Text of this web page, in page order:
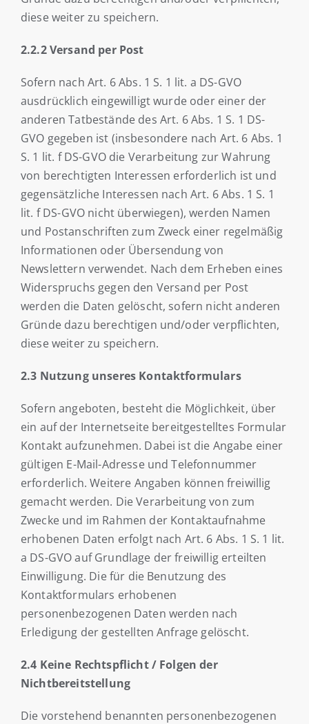
diese weiter zu speichern.
2.2.2 Versand per Post
Sofern nach Art. 6 Abs. 1 S. 1 lit. a DS-GVO
ausdrücklich eingewilligt wurde oder einer der
anderen Tatbestände des Art. 6 Abs. 1 S. 1 DS-
GVO gegeben ist (insbesondere nach Art. 6 Abs. 1
S. 1 lit. f DS-GVO die Verarbeitung zur Wahrung
von berechtigten Interessen erforderlich ist und
gegensätzliche Interessen nach Art. 6 Abs. 1 S. 1
lit. f DS-GVO nicht überwiegen), werden Namen
und Postanschriften zum Zweck einer regelmäßig
Informationen oder Übersendung von
Newslettern verwendet. Nach dem Erheben eines
Widerspruchs gegen den Versand per Post
werden die Daten gelöscht, sofern nicht anderen
Gründe dazu berechtigen und/oder verpflichten,
diese weiter zu speichern.
2.3 Nutzung unseres Kontaktformulars
Sofern angeboten, besteht die Möglichkeit, über
ein auf der Internetseite bereitgestelltes Formular
Kontakt aufzunehmen. Dabei ist die Angabe einer
gültigen E-Mail-Adresse und Telefonnummer
erforderlich. Weitere Angaben können freiwillig
gemacht werden. Die Verarbeitung von zum
Zwecke und im Rahmen der Kontaktaufnahme
erhobenen Daten erfolgt nach Art. 6 Abs. 1 S. 1 lit.
a DS-GVO auf Grundlage der freiwillig erteilten
Einwilligung. Die für die Benutzung des
Kontaktformulars erhobenen
personenbezogenen Daten werden nach
Erledigung der gestellten Anfrage gelöscht.
2.4 Keine Rechtspflicht / Folgen der
Nichtbereitstellung
Die vorstehend benannten personenbezogenen